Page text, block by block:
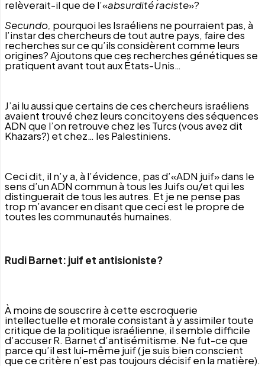
relèverait-il que de l’«absurdité raciste»?
Secundo, pourquoiles Israéliens ne pourraient pas, à
l’instar des chercheurs de tout autre pays, faire des
recherches sur ce qu’ils considèrent comme leurs
origines?Ajoutons que ces recherches génétiques se
pratiquent avant tout aux États-Unis…
J’ai lu aussi que certains de ces chercheurs israéliens
avaient trouvé chez leurs concitoyens des séquences
ADN que l’on retrouve chez les Turcs (vous avez dit
Khazars?) et chez… les Palestiniens.
Ceci dit, il n’y a, à l’évidence, pas d’«ADN juif» dans le
sens d’un ADN commun à tous les Juifs ou/et qui les
distinguerait de tous les autres. Et je ne pense pas
trop m’avancer en disant que ceci est le propre de
toutes les communautés humaines.
Rudi Barnet: juif et antisioniste?
À moins de souscrire à cette escroquerie
intellectuelle et morale consistant à y assimiler toute
critique de la politique israélienne, il semble difficile
d’accuser R. Barnet d’antisémitisme. Ne fut-ce que
parce qu’il est lui-même juif (je suis bien conscient
que ce critère n’est pas toujours décisif en la matière).